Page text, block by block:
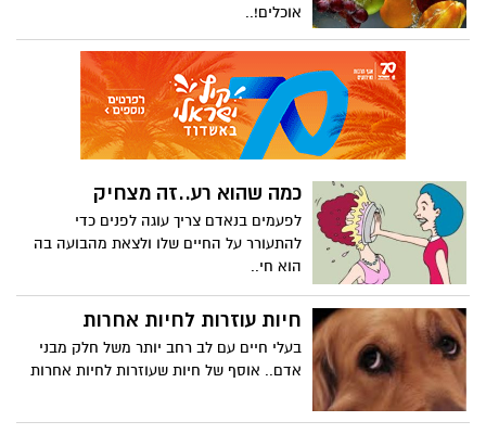
אוכלים!..
כמה שהוא רע..זה מצחיק
לפעמים בנאדם צריך עוגה לפנים כדי
להתעורר על החיים שלו ולצאת מהבועה בה
הוא חי..
חיות עוזרות לחיות אחרות
בעלי חיים עם לב רחב יותר משל חלק מבני
אדם.. אוסף של חיות שעוזרות לחיות אחרות